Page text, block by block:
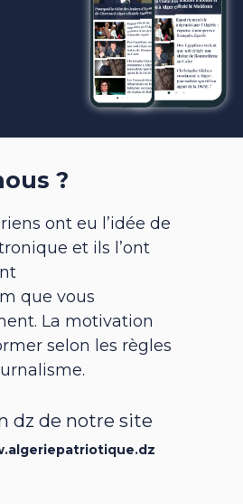
?
ont eu l’idée de
et ils l’ont
que vous
La motivation
selon les règles
dz de notre site